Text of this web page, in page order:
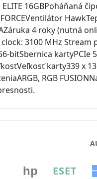
ELITE
4 roky (nutná
3100 MHz
bitSbernica
karty339 x
RGB
hp ESET